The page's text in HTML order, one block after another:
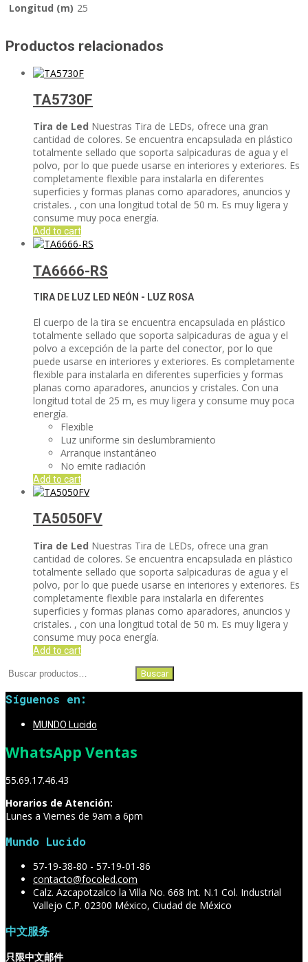
Longitud (m) 25
Productos relacionados
TA5730F
Tira de Led Nuestras Tira de LEDs, ofrece una gran
cantidad de colores. Se encuentra encapsulada en plástico
totalmente sellado que soporta salpicaduras de agua y el
polvo, por lo que puede usarse en interiores y exteriores. Es
completamente flexible para instalarla en diferentes
superficies y formas planas como aparadores, anuncios y
cristales. , con una longitud total de 50 m. Es muy ligera y
consume muy poca energía.
Add to cart
TA6666-RS
TIRA DE LUZ LED NEÓN - LUZ ROSA
El cuerpo de la tira se encuentra encapsulada en plástico
totalmente sellado que soporta salpicaduras de agua y el
polvo a excepción de la parte del conector, por lo que
puede usarse en interiores y exteriores. Es completamente
flexible para instalarla en diferentes superficies y formas
planas como aparadores, anuncios y cristales. Con una
longitud total de 25 m, es muy ligera y consume muy poca
energía.
Flexible
Luz uniforme sin deslumbramiento
Arranque instantáneo
No emite radiación
Add to cart
TA5050FV
Tira de Led Nuestras Tira de LEDs, ofrece una gran
cantidad de colores. Se encuentra encapsulada en plástico
totalmente sellado que soporta salpicaduras de agua y el
polvo, por lo que puede usarse en interiores y exteriores. Es
completamente flexible para instalarla en diferentes
superficies y formas planas como aparadores, anuncios y
cristales. , con una longitud total de 50 m. Es muy ligera y
consume muy poca energía.
Add to cart
Buscar
Buscar
Síguenos en:
MUNDO Lucido
WhatsApp Ventas
55.69.17.46.43
Horarios de Atención:
Lunes a Viernes de 9am a 6pm
Mundo Lucido
57-19-38-80 - 57-19-01-86
contacto@focoled.com
Calz. Azcapotzalco la Villa No. 668 Int. N.1 Col. Industrial
Vallejo C.P. 02300 México, Ciudad de México
中文服务
只限中文邮件